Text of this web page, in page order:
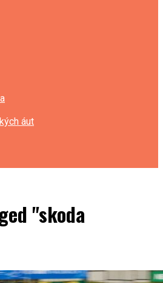
áut
"skoda